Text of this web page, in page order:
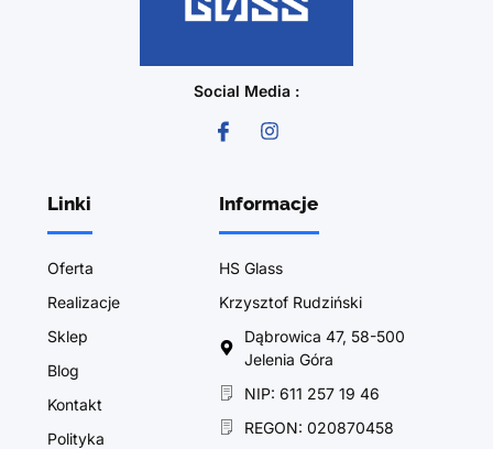
Social Media :
Linki
Oferta
Realizacje
Sklep
Blog
Kontakt
Polityka
Informacje
HS Glass
Krzysztof Rudziński
Dąbrowica 47, 58-500
Jelenia Góra
NIP: 611 257 19 46
REGON: 020870458